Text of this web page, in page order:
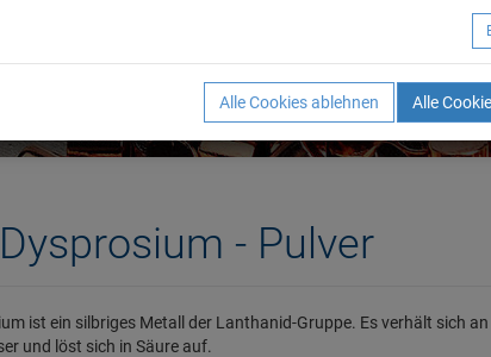
Dysprosium - Pulver
ist ein silbriges Metall der Lanthanid-Gruppe. Es verhält sich
und löst sich in Säure auf.
Alle Cookies ablehnen Alle